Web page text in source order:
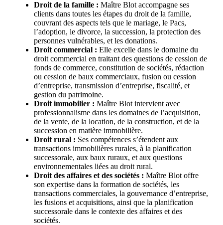
Droit de la famille : Maître Blot accompagne ses
clients dans toutes les étapes du droit de la famille,
couvrant des aspects tels que le mariage, le Pacs,
l’adoption, le divorce, la succession, la protection des
personnes vulnérables, et les donations.
Droit commercial : Elle excelle dans le domaine du
droit commercial en traitant des questions de cession de
fonds de commerce, constitution de sociétés, rédaction
ou cession de baux commerciaux, fusion ou cession
d’entreprise, transmission d’entreprise, fiscalité, et
gestion du patrimoine.
Droit immobilier : Maître Blot intervient avec
professionnalisme dans les domaines de l’acquisition,
de la vente, de la location, de la construction, et de la
succession en matière immobilière.
Droit rural : Ses compétences s’étendent aux
transactions immobilières rurales, à la planification
successorale, aux baux ruraux, et aux questions
environnementales liées au droit rural.
Droit des affaires et des sociétés : Maître Blot offre
son expertise dans la formation de sociétés, les
transactions commerciales, la gouvernance d’entreprise,
les fusions et acquisitions, ainsi que la planification
successorale dans le contexte des affaires et des
sociétés.